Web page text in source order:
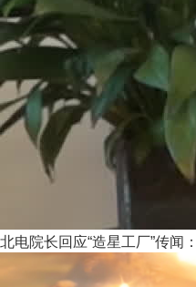
北电院长回应“造星工厂”传闻